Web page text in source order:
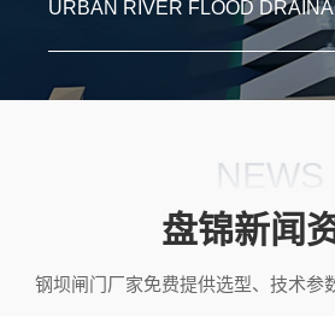
WETLAND WATER
RIVER ECOLOGICAL
NEWS
盘锦新闻
钢坝闸门厂家免费提供选型、技术参